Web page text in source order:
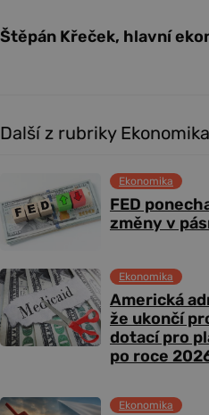
Štěpán Křeček, hlavní
Další z rubriky Ekonomika
FED
změny v
Ekonomika
Americká
že ukončí
dotací pro
po roce
Ekonomika
Ekonomika